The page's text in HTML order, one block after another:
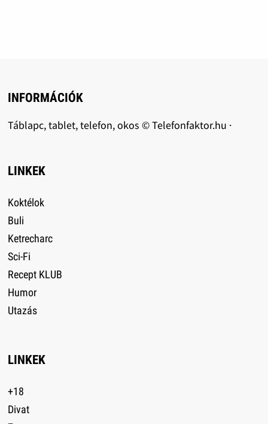
INFORMÁCIÓK
Táblapc, tablet, telefon, okos © Telefonfaktor.hu ·
LINKEK
Koktélok
Buli
Ketrecharc
Sci-Fi
Recept KLUB
Humor
Utazás
LINKEK
+18
Divat